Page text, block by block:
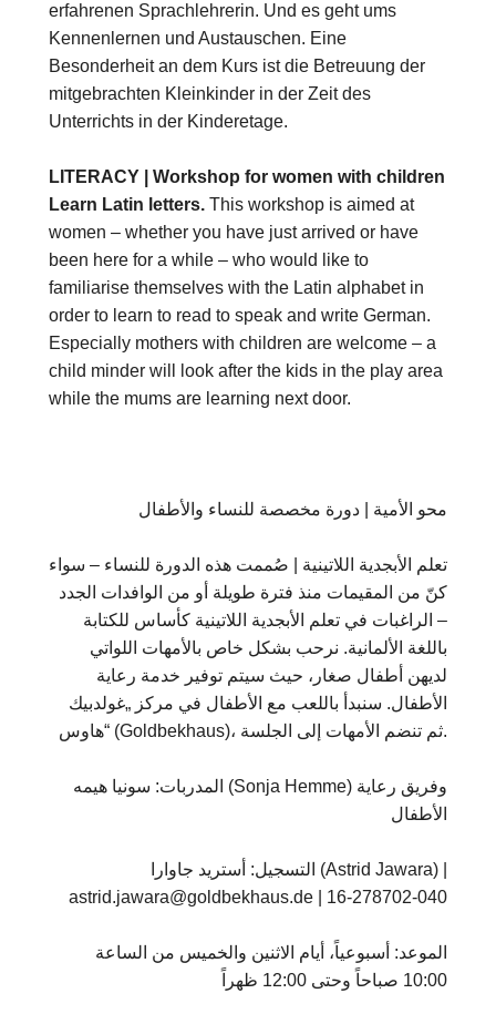
erfahrenen Sprachlehrerin. Und es geht ums
Kennenlernen und Austauschen. Eine
Besonderheit an dem Kurs ist die Betreuung der
mitgebrachten Kleinkinder in der Zeit des
Unterrichts in der Kinderetage.
LITERACY | Workshop for women with children
Learn Latin letters.This workshop is aimed at
women – whether you have just arrived or have
been here for a while – who would like to
familiarise themselves with the Latin alphabet in
order to learn to read to speak and write German.
Especially mothers with children are welcome – a
child minder will look after the kids in the play area
while the mums are learning next door.
محو الأمية | دورة مخصصة للنساء والأطفال
تعلم الأبجدية اللاتينية | صُممت هذه الدورة للنساء – سواء
كنّ من المقيمات منذ فترة طويلة أو من الوافدات الجدد
– الراغبات في تعلم الأبجدية اللاتينية كأساس للكتابة
باللغة الألمانية. نرحب بشكل خاص بالأمهات اللواتي
لديهن أطفال صغار، حيث سيتم توفير خدمة رعاية
الأطفال. سنبدأ باللعب مع الأطفال في مركز „غولدبيك
هاوس“ (Goldbekhaus)، ثم تنضم الأمهات إلى الجلسة.
المدربات: سونيا هيمه (Sonja Hemme) وفريق رعاية
الأطفال
التسجيل: أستريد جاوارا (Astrid Jawara) |
astrid.jawara@goldbekhaus.de | 16-278702-040
الموعد: أسبوعياً، أيام الاثنين والخميس من الساعة
10:00 صباحاً وحتى 12:00 ظهراً